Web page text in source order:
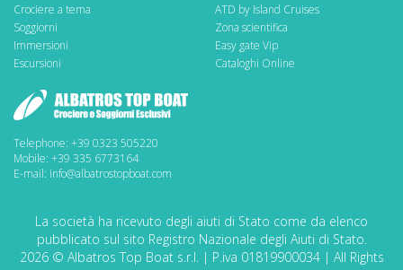
Crociere a tema
Soggiorni
Immersioni
Escursioni
ATD by Island Cruises
Zona scientifica
Easy gate Vip
Cataloghi Online
Telephone: +39 0323 505220
Mobile: +39 335 6773164
E-mail: info@albatrostopboat.com
La società ha ricevuto degli aiuti di Stato come da elenco
pubblicato sul sito Registro Nazionale degli Aiuti di Stato.
2026 © Albatros Top Boat s.r.l. | P.iva 01819900034 | All Rights